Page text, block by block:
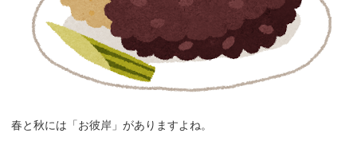
春と秋には「お彼岸」がありますよね。